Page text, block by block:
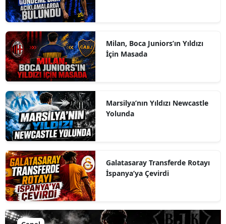
Milan, Boca Juniors’ın Yıldızı
İçin Masada
Marsilya’nın Yıldızı Newcastle
Yolunda
Galatasaray Transferde Rotayı
İspanya’ya Çevirdi